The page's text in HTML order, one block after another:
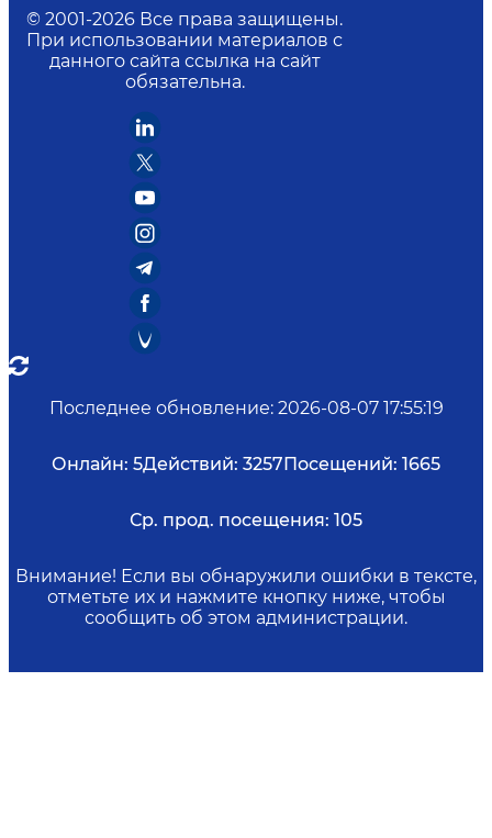
© 2001-2026 Все права защищены.
При использовании материалов с
данного сайта ссылка на сайт
обязательна.
Последнее обновление: 2026-08-07 17:55:19
Онлайн: 5Действий: 3257Посещений: 1665
Ср. прод. посещения: 105
Внимание! Если вы обнаружили ошибки в тексте,
отметьте их и нажмите кнопку ниже, чтобы
сообщить об этом администрации.